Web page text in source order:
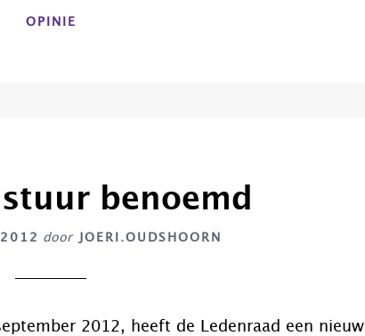
OPINIE
benoemd
2012 door JOERI.OUDSHOORN
2012, heeft de Ledenraad een nieuw